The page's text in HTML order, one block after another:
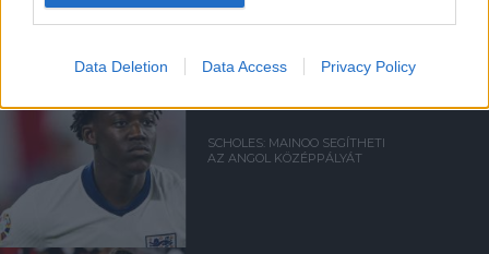
Data Deletion Data Access Privacy Policy
SCHOLES: MAINOO SEGÍTHETI
AZ ANGOL KÖZÉPPÁLYÁT